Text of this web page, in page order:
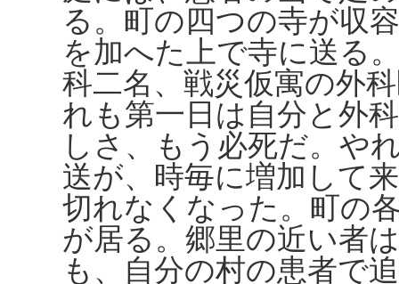
る。町の四つの寺が収
を加へた上で寺に送る
科二名、戦災仮寓の外
れも第一日は自分と外
しさ、もう必死だ。や
送が、時毎に増加して
切れなくなった。町の
が居る。郷里の近い者
も、自分の村の患者で